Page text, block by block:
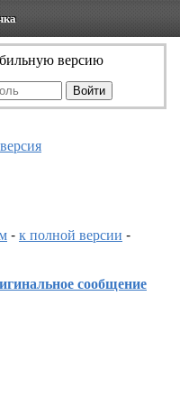
версию
-к полной версии -
сообщение